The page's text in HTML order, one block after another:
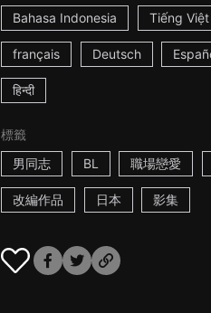
Bahasa Indonesia Tiếng Việt
français Deutsch
हिन्दी
標籤
男同志
BL 職場戀愛
改編作品 日本 影集